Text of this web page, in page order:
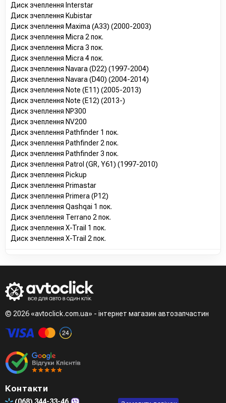
Диск зчеплення Interstar
Диск зчеплення Kubistar
Диск зчеплення Maxima (A33) (2000-2003)
Диск зчеплення Micra 2 пок.
Диск зчеплення Micra 3 пок.
Диск зчеплення Micra 4 пок.
Диск зчеплення Navara (D22) (1997-2004)
Диск зчеплення Navara (D40) (2004-2014)
Диск зчеплення Note (E11) (2005-2013)
Диск зчеплення Note (E12) (2013-)
Диск зчеплення NP300
Диск зчеплення NV200
Диск зчеплення Pathfinder 1 пок.
Диск зчеплення Pathfinder 2 пок.
Диск зчеплення Pathfinder 3 пок.
Диск зчеплення Patrol (GR, Y61) (1997-2010)
Диск зчеплення Pickup
Диск зчеплення Primastar
Диск зчеплення Primera (P12)
Диск зчеплення Qashqai 1 пок.
Диск зчеплення Terrano 2 пок.
Диск зчеплення X-Trail 1 пок.
Диск зчеплення X-Trail 2 пок.
© 2026 «avtoclick.com.ua» - інтернет магазин автозапчастин
Контакти
(068) 344-33-46